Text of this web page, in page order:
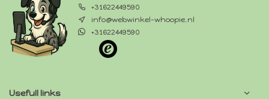
+31622449590
info@webwinkel-whoopie.nl
+31622449590
Usefull links